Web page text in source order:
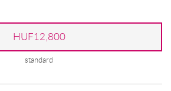
HUF12,800
standard